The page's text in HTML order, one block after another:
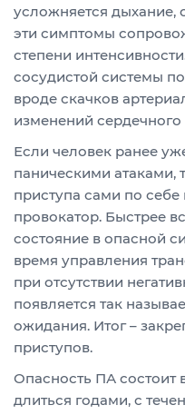
усложняется дыхание,
эти симптомы
степени
сосудистой системы
вроде скачков
изменений сердечного
Если человек ранее
паническими атаками,
приступа сами по себе
провокатор. Быстрее
состояние в опасной
время управления
при отсутствии
появляется так
ожидания. Итог –
приступов.
Опасность ПА состоит
длиться годами, с